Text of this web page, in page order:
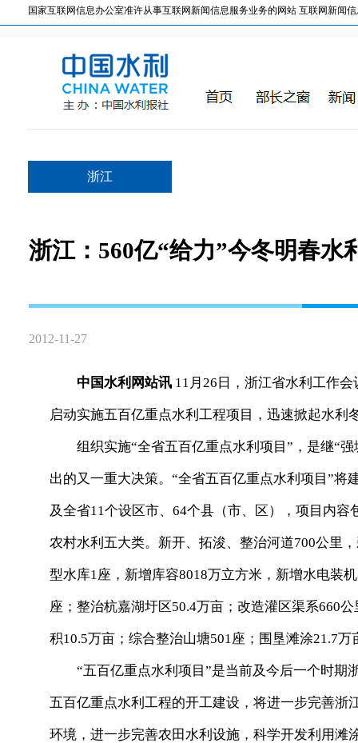
国家互联网信息办公室准许从事互联网新闻信息服务业务的网站 互联网新闻信
浙江
浙江：560亿“给力”今冬明春水
2012-11-27
中国水利网站讯 11月26日，浙江省水利工作
启动实施五百亿重点水利工程项目，迅速掀起水利
组织实施“全省五百亿重点水利项目”，是继“强
出的又一重大决策。“全省五百亿重点水利项目”
及全省11个设区市、64个县（市、区），项目内
农村水利五大类。新开、拓浚、整治河道700公里
型水库1座，新增库容8018万立方米，新增水电装
座；整治杭嘉湖圩区50.4万亩；改造灌区渠系660
积10.5万亩；综合整治山塘501座；围垦滩涂21.7万
“五百亿重点水利项目”是当前及今后一个时期
五百亿重点水利工程的开工建设，将进一步完善
环境，进一步完善农田水利设施，科学开发利用